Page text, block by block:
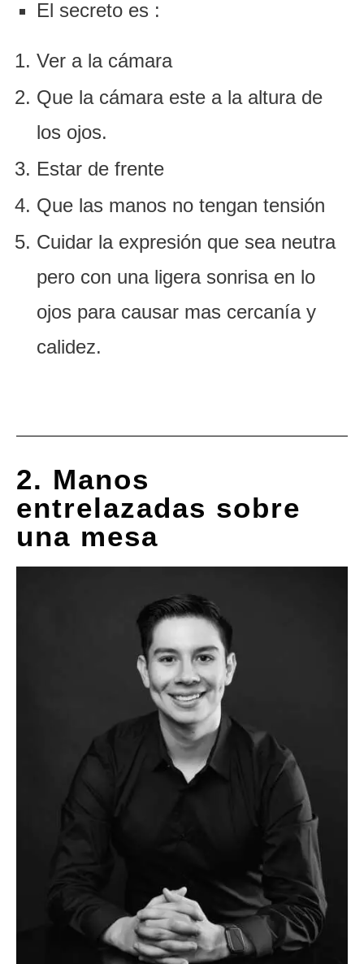
El secreto es :
Ver a la cámara
Que la cámara este a la altura de
los ojos.
Estar de frente
Que las manos no tengan tensión
Cuidar la expresión que sea neutra
pero con una ligera sonrisa en lo
ojos para causar mas cercanía y
calidez.
2. Manos
entrelazadas sobre
una mesa